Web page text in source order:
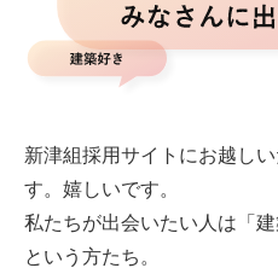
新津組採用サイトにお越し
す。嬉しいです。
私たちが出会いたい人は「
という方たち。